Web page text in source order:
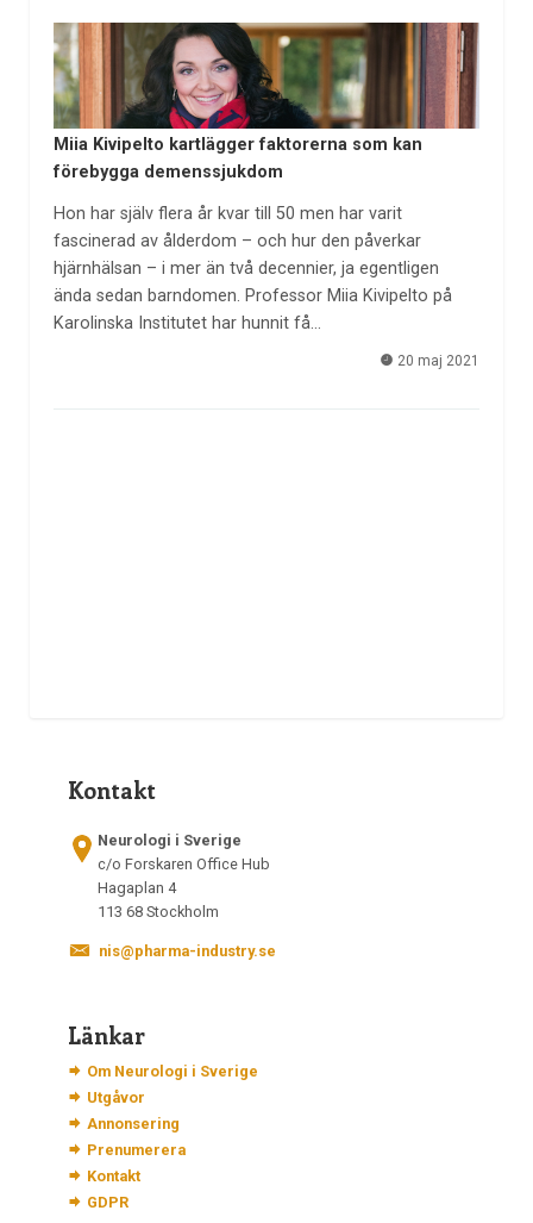
Miia Kivipelto kartlägger faktorerna som kan
förebygga demenssjukdom
Hon har själv flera år kvar till 50 men har varit
fascinerad av ålderdom – och hur den påverkar
hjärnhälsan – i mer än två decennier, ja egentligen
ända sedan barndomen. Professor Miia Kivipelto på
Karolinska Institutet har hunnit få…
20 maj 2021
Kontakt
Neurologi i Sverige
c/o Forskaren Office Hub
Hagaplan 4
113 68 Stockholm
nis@pharma-industry.se
Länkar
Om Neurologi i Sverige
Utgåvor
Annonsering
Prenumerera
Kontakt
GDPR